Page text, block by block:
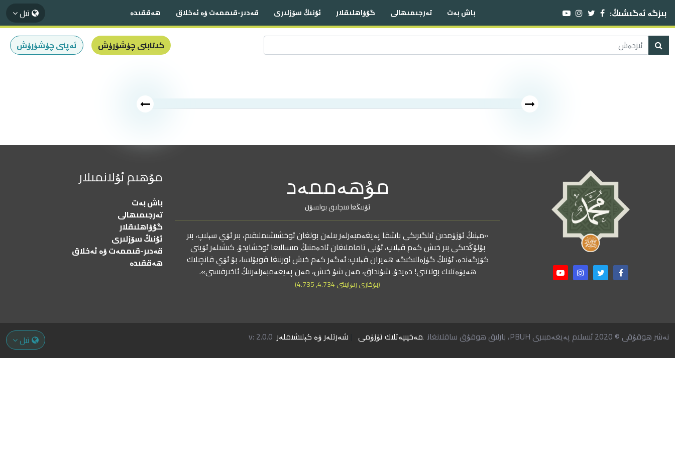
بىزگە ئەگىشىڭ: باش بەت تەرجىمىھالى گۇۋاھلىقلار ئۇنىڭ سۆزلىرى قەدىر-قىممەت ۋە ئەخلاق ھەققىدە تىل
كىتابنى چۈشۈرۈش ئەپنى چۈشۈرۈش
مۇھەممەد
ئۇنىڭغا تىنچلىق بولسۇن
«مېنىڭ ئۆزۈمدىن ئىلگىرىكى باشقا پەيغەمبەرلەر بىلەن بولغان ئوخشىشىملىقىم، بىر ئۆي سېلىپ، بىر
بۇلۇڭدىكى بىر خىش كەم قېلىپ، ئۇنى تاماملىغان ئادەمنىڭ مىسالىغا ئوخشايدۇ. كىشىلەر ئۆينى
كۆرگەندە، ئۇنىڭ گۈزەللىكىگە ھەيران قېلىپ: ئەگەر كەم خىش ئورنىغا قويۇلسا، بۇ ئۆي قانچىلىك
ھەيۋەتلىك بولاتتى! دەيدۇ. شۇنداق، مەن شۇ خىش، مەن پەيغەمبەرلەرنىڭ ئاخىرقىسى».
(بۇخارى رىۋايىتى 4.734, 4.735)
مۇھىم ئۇلانمىلار
باش بەت
تەرجىمىھالى
گۇۋاھلىقلار
ئۇنىڭ سۆزلىرى
قەدىر-قىممەت ۋە ئەخلاق
ھەققىدە
نەشر ھوقۇقى © 2020 ئىسلام پەيغەمبىرى PBUH، بارلىق ھوقۇق ساقلانغان مەخپىيەتلىك تۈزۈمى شەرتلەر ۋە كېلىشىملەر v: 2.0.0 تىل